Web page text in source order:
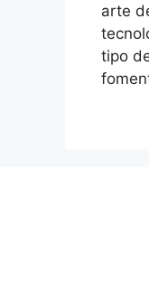
arte
tipo